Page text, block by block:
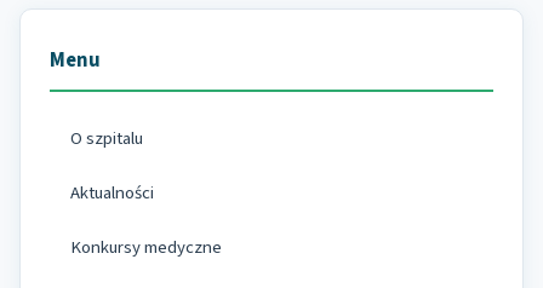
Menu
O szpitalu
Aktualności
Konkursy medyczne